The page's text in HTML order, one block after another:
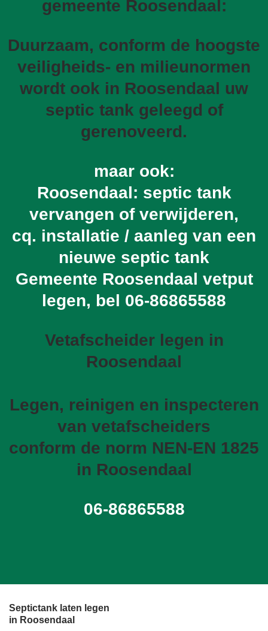
gemeente Roosendaal:
Duurzaam, conform de hoogste
veiligheids- en milieunormen
wordt ook in Roosendaal uw
septic tank geleegd of
gerenoveerd.
maar ook:
Roosendaal: septic tank
vervangen of verwijderen,
cq. installatie / aanleg van een
nieuwe septic tank
Gemeente Roosendaal vetput
legen, bel 06-86865588
Vetafscheider legen in
Roosendaal
Legen, reinigen en inspecteren
van vetafscheiders
conform de norm NEN-EN 1825
in Roosendaal
06-86865588
Septictank laten legen
in Roosendaal